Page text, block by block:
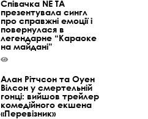
Співачка NE TA
презентувала сингл
про справжні емоції і
повернулася в
легендарне “Караоке
на майдані”
Алан Рітчсон та Оуен
Вілсон у смертельній
гонці: вийшов трейлер
комедійного екшена
«Перевізник»